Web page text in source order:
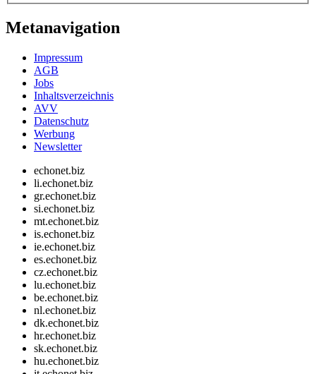
Metanavigation
Impressum
AGB
Jobs
Inhaltsverzeichnis
AVV
Datenschutz
Werbung
Newsletter
echonet.biz
li.echonet.biz
gr.echonet.biz
si.echonet.biz
mt.echonet.biz
is.echonet.biz
ie.echonet.biz
es.echonet.biz
cz.echonet.biz
lu.echonet.biz
be.echonet.biz
nl.echonet.biz
dk.echonet.biz
hr.echonet.biz
sk.echonet.biz
hu.echonet.biz